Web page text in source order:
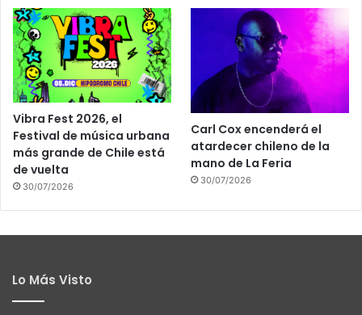
Vibra Fest 2026, el
Festival de música urbana
más grande de Chile está
de vuelta
30/07/2026
Carl Cox encenderá el
atardecer chileno de la
mano de La Feria
30/07/2026
Lo Más Visto